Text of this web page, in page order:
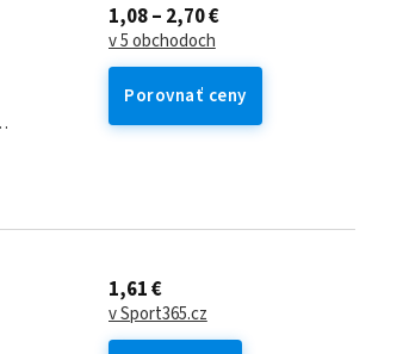
1,08 – 2,70 €
v 5 obchodoch
Porovnať ceny
1,61 €
v Sport365.cz